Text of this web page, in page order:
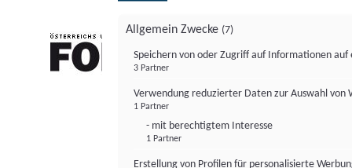
Allgemein Zwecke (7)
Speichern von oder Zugriff auf Informationen auf
3 Partner
Verwendung reduzierter Daten zur Auswahl von
1 Partner
- mit berechtigtem Interesse
1 Partner
Erstellung von Profilen für personalisierte
FONDS professionell